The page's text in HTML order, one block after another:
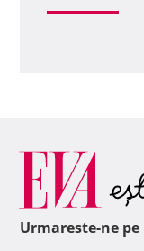
Urmareste-ne pe